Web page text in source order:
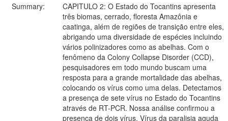
Summary:
CAPITULO 2: O Estado do Tocantins apresenta
três biomas, cerrado, floresta Amazônia e
caatinga, além de regiões de transição entre eles,
abrigando uma diversidade de espécies incluindo
vários polinizadores como as abelhas. Com o
fenômeno da Colony Collapse Disorder (CCD),
pesquisadores em todo mundo buscam uma
resposta para a grande mortalidade das abelhas,
colocando os vírus como uma delas. Detectamos
a presença de sete vírus no Estado do Tocantins
através de RT-PCR. Nossa análise confirmou a
presença de dois vírus, Vírus da paralisia aguda